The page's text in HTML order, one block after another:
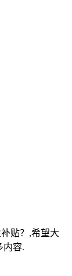
贴？,希望大
内容.